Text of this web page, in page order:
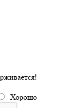
Хорошо